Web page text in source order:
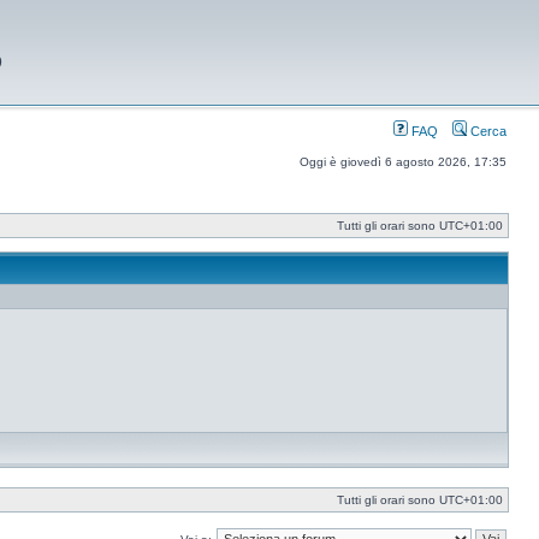
FAQ Cerca
Oggi è giovedì 6 agosto 2026, 17:35
Tutti gli orari sono UTC+01:00
Tutti gli orari sono UTC+01:00